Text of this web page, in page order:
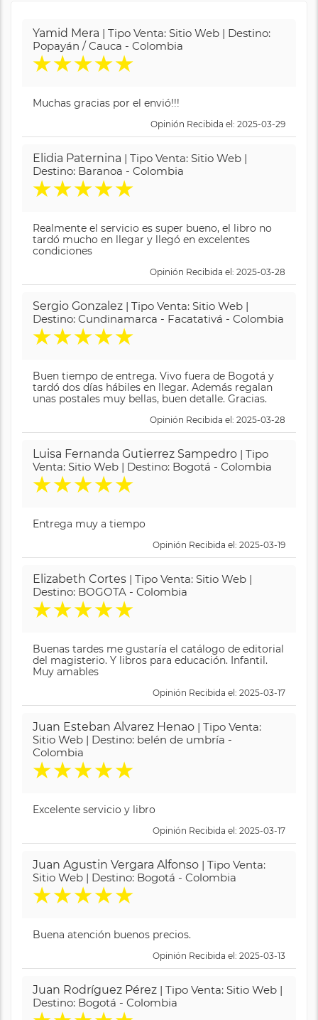
Yamid Mera | Tipo Venta: Sitio Web | Destino:
Popayán / Cauca - Colombia
★★★★★
Muchas gracias por el envió!!!
Opinión Recibida el: 2025-03-29
Elidia Paternina | Tipo Venta: Sitio Web |
Destino: Baranoa - Colombia
★★★★★
Realmente el servicio es super bueno, el libro no
tardó mucho en llegar y llegó en excelentes
condiciones
Opinión Recibida el: 2025-03-28
Sergio Gonzalez | Tipo Venta: Sitio Web |
Destino: Cundinamarca - Facatativá - Colombia
★★★★★
Buen tiempo de entrega. Vivo fuera de Bogotá y
tardó dos días hábiles en llegar. Además regalan
unas postales muy bellas, buen detalle. Gracias.
Opinión Recibida el: 2025-03-28
Luisa Fernanda Gutierrez Sampedro | Tipo
Venta: Sitio Web | Destino: Bogotá - Colombia
★★★★★
Entrega muy a tiempo
Opinión Recibida el: 2025-03-19
Elizabeth Cortes | Tipo Venta: Sitio Web |
Destino: BOGOTA - Colombia
★★★★★
Buenas tardes me gustaría el catálogo de editorial
del magisterio. Y libros para educación. Infantil.
Muy amables
Opinión Recibida el: 2025-03-17
Juan Esteban Alvarez Henao | Tipo Venta:
Sitio Web | Destino: belén de umbría -
Colombia
★★★★★
Excelente servicio y libro
Opinión Recibida el: 2025-03-17
Juan Agustin Vergara Alfonso | Tipo Venta:
Sitio Web | Destino: Bogotá - Colombia
★★★★★
Buena atención buenos precios.
Opinión Recibida el: 2025-03-13
Juan Rodríguez Pérez | Tipo Venta: Sitio Web |
Destino: Bogotá - Colombia